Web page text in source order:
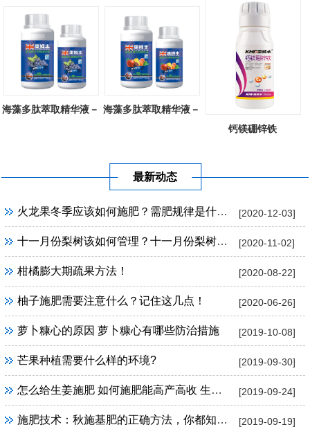
海藻多肽萃取精华液－ 海藻多肽萃取精华液－
钙镁硼锌铁
最新动态
[2020-12-03]
火龙果冬季应该如何施肥？需肥规律是什么？
[2020-11-02]
十一月份梨树该如何管理？十一月份梨树管理方法！
[2020-08-22]
柑橘膨大期疏果方法！
[2020-06-26]
柚子施肥需要注意什么？记住这几点！
[2019-10-08]
萝卜糠心的原因 萝卜糠心有哪些防治措施
[2019-09-30]
芒果种植需要什么样的环境?
[2019-09-24]
怎么给生姜施肥 如何施肥能高产高收 生姜施肥技巧
[2019-09-19]
施肥技术：秋施基肥的正确方法，你都知道吗？